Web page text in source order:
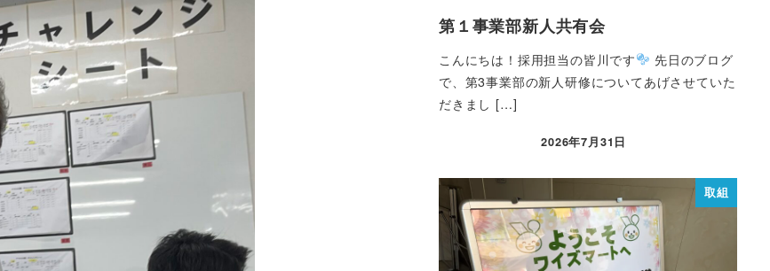
第１事業部新人共有会
こんにちは！採用担当の皆川です
先日のブログ
で、第3事業部の新人研修についてあげさせていた
だきまし […]
2026年7月31日
取組